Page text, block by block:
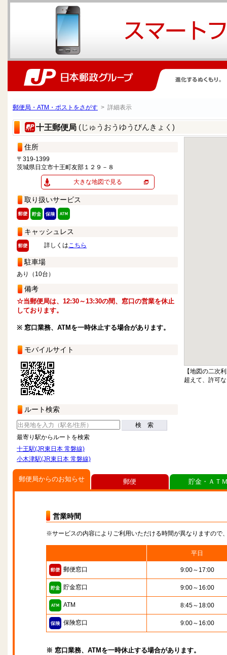
郵便局・ATM・ポストをさがす > 詳細表示
十王郵便局 (じゅうおうゆうびんきょく)
住所
〒319-1399
茨城県日立市十王町友部１２９－８
大きな地図で見る
取り扱いサービス
キャッシュレス
詳しくはこちら
駐車場
あり（10台）
備考
☆当郵便局は、12:30～13:30の間、窓口の営業を休止
しております。
※ 窓口業務、ATMを一時休止する場合があります。
モバイルサイト
ルート検索
検 索
最寄り駅からルートを検索
十王駅(JR東日本 常磐線)
小木津駅(JR東日本 常磐線)
【地図の二次
超えて、許可
郵便局からのお知らせ
営業時間
※サービスの内容によりご利用いただける時間が異なりますので
平日
郵便窓口 9:00～17:00
貯金窓口 9:00～16:00
ATM 8:45～18:00
保険窓口 9:00～16:00
※ 窓口業務、ATMを一時休止する場合があります。
郵便 貯金・ＡＴ